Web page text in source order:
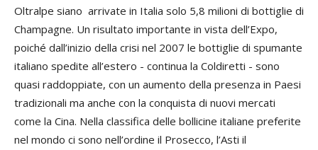
Oltralpe siano arrivate in Italia solo 5,8 milioni di bottiglie di
Champagne. Un risultato importante in vista dell’Expo,
poiché dall’inizio della crisi nel 2007 le bottiglie di spumante
italiano spedite all’estero - continua la Coldiretti - sono
quasi raddoppiate, con un aumento della presenza in Paesi
tradizionali ma anche con la conquista di nuovi mercati
come la Cina. Nella classifica delle bollicine italiane preferite
nel mondo ci sono nell’ordine il Prosecco, l’Asti il